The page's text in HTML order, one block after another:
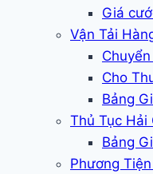
Giá
Vận Tải
Cho
Bảng
Thủ Tục Hải
Bảng
Phương